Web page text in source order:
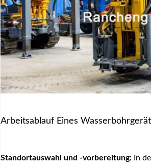
Arbeitsablauf Eines
Standortauswahl und -vorbereitung: In